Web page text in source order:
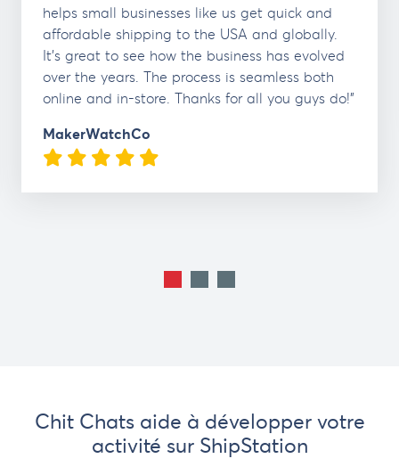
helps small businesses like us get quick and
affordable shipping to the USA and globally.
It's great to see how the business has evolved
over the years. The process is seamless both
online and in-store. Thanks for all you guys do!"
MakerWatchCo
Chit Chats aide à développer votre
activité sur ShipStation